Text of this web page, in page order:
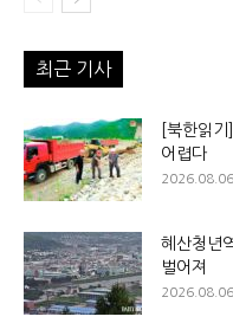
최근 기사
[북한읽기
어렵다
혜산청년
벌어져